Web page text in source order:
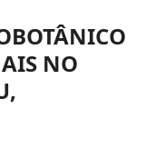
NO